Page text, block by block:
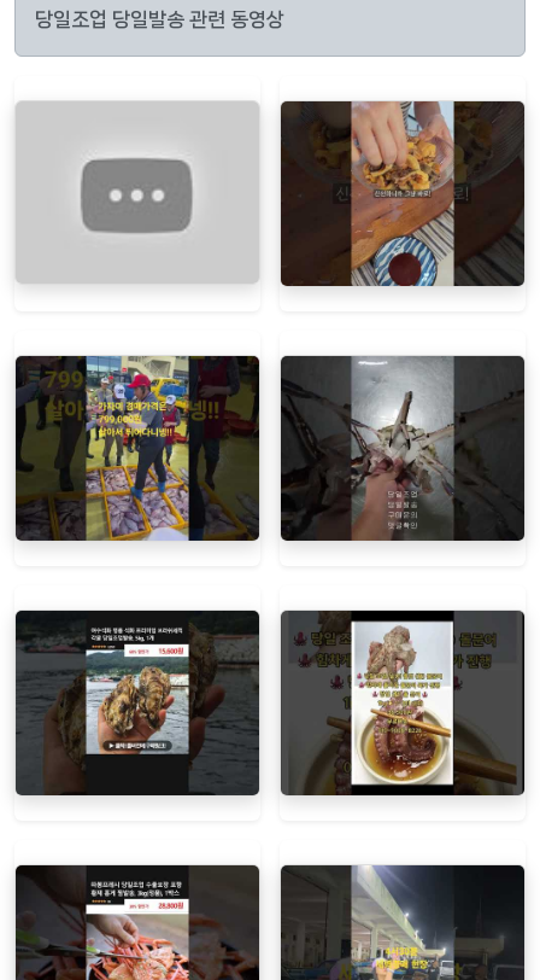
당일조업 당일발송 관련 동영상